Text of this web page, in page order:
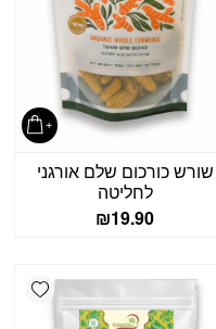
שורש כורכום שלם אורגני
לחליטה
₪19.90